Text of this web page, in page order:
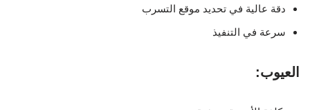
دقة عالية في تحديد موقع التسرب
سرعة في التنفيذ
العيوب: